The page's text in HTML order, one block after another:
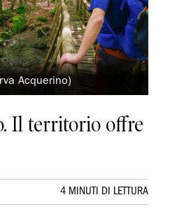
Acquerino)
Il territorio offre
4 MINUTI DI LETTURA